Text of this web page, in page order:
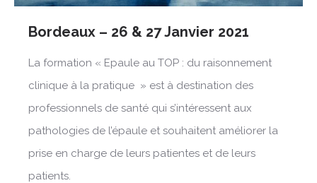
Bordeaux – 26 & 27 Janvier 2021
La formation « Epaule au TOP : du raisonnement
clinique à la pratique » est à destination des
professionnels de santé qui s’intéressent aux
pathologies de l’épaule et souhaitent améliorer la
prise en charge de leurs patientes et de leurs
patients.